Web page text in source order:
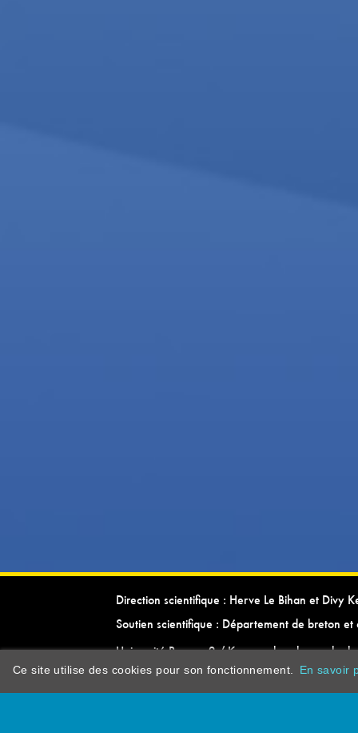
Direction scientifique : Herve Le Bihan et Divy
Soutien scientifique : Département de breton et
Université Rennes 2 / Kevrenn brezhoneg ha
Ce site utilise des cookies pour son fonctionnement. En savoir